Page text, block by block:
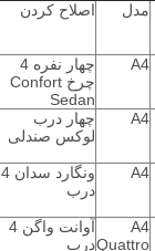
مدل اصلاح کردن
A4
چهار نفره 4
چرخ Confort
Sedan
A4
چهار درب
لوکس صندلی
A4
ونگارد سدان 4
درب
A4
Quattro
آوانت واگن 4
درب